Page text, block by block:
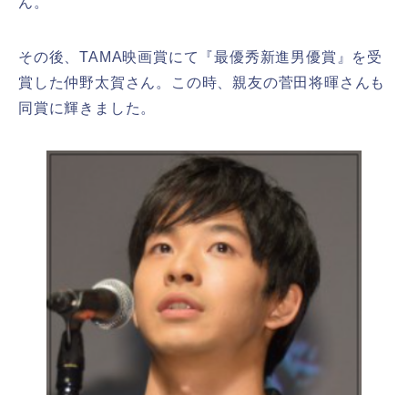
その後、TAMA映画賞にて『最優秀新進男優賞』を受
賞した仲野太賀さん。この時、親友の菅田将暉さんも
同賞に輝きました。